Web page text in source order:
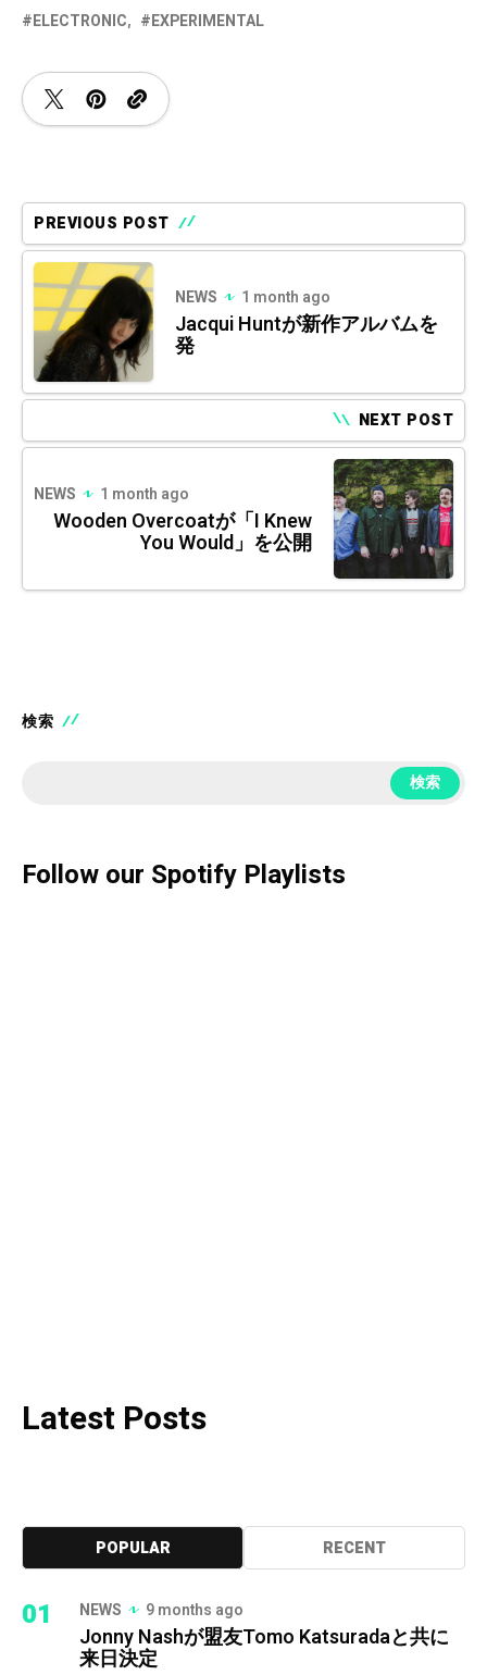
ELECTRONIC EXPERIMENTAL
PREVIOUS POST
NEWS 1 month ago
Jacqui Huntが新作アルバムを
発
NEXT POST
NEWS 1 month ago
Wooden Overcoatが「I Knew
You Would」を公開
検索
検索
Follow our Spotify Playlists
Latest Posts
POPULAR RECENT
01 NEWS 9 months ago
Jonny Nashが盟友Tomo Katsuradaと共に
来日決定